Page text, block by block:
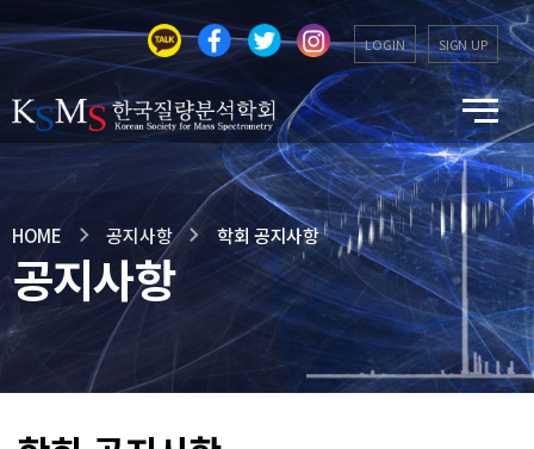
LOGIN SIGN UP
HOME 공지사항 학회 공지사항
공지사항